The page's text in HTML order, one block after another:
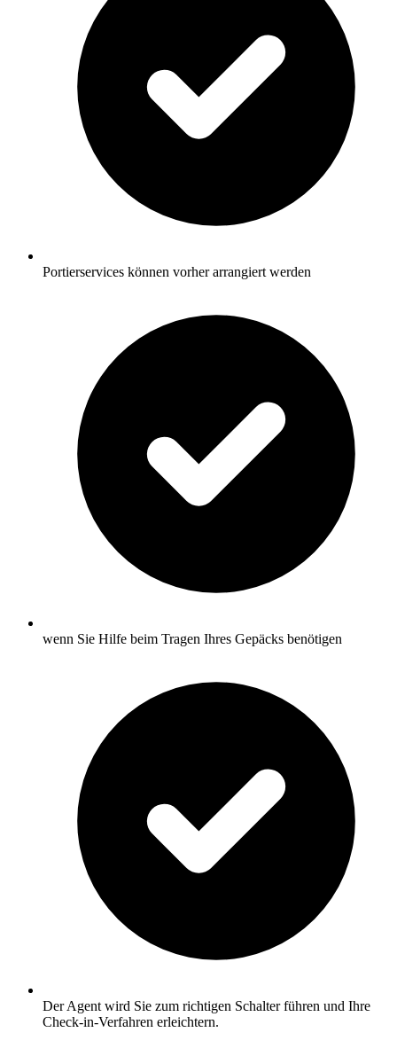
Portierservices können vorher arrangiert werden
wenn Sie Hilfe beim Tragen Ihres Gepäcks benötigen
Der Agent wird Sie zum richtigen Schalter führen und Ihre
Check-in-Verfahren erleichtern.